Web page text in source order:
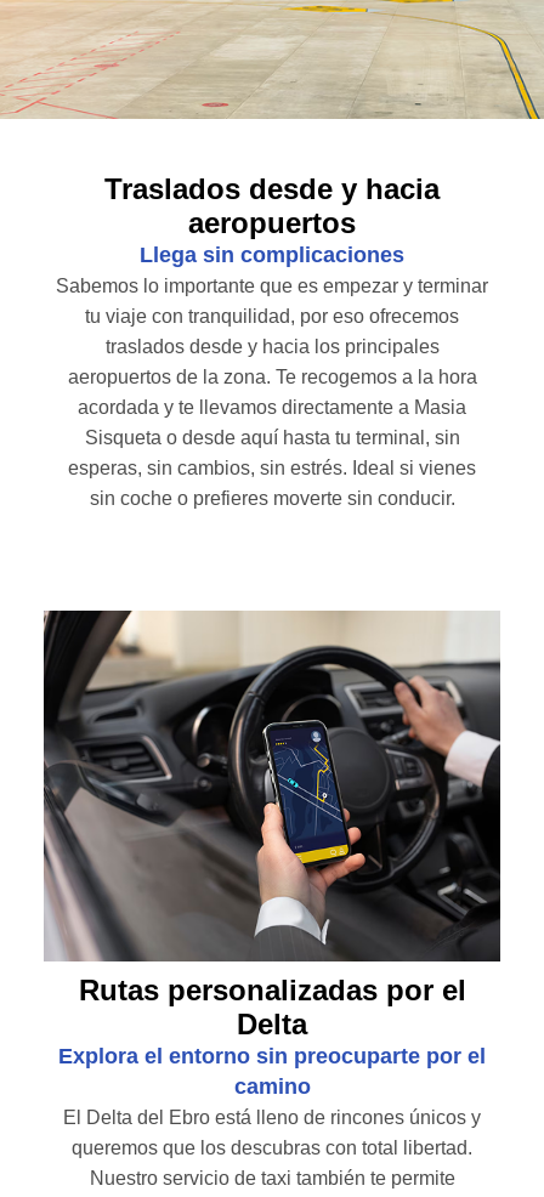
Traslados desde y hacia
aeropuertos
Llega sin complicaciones
Sabemos lo importante que es empezar y terminar
tu viaje con tranquilidad, por eso ofrecemos
traslados desde y hacia los principales
aeropuertos de la zona. Te recogemos a la hora
acordada y te llevamos directamente a Masia
Sisqueta o desde aquí hasta tu terminal, sin
esperas, sin cambios, sin estrés. Ideal si vienes
sin coche o prefieres moverte sin conducir.
Rutas personalizadas por el
Delta
Explora el entorno sin preocuparte por el
camino
El Delta del Ebro está lleno de rincones únicos y
queremos que los descubras con total libertad.
Nuestro servicio de taxi también te permite